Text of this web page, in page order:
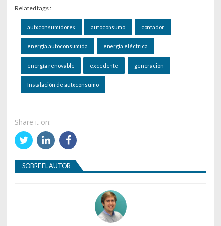
Related tags :
autoconsumidores autoconsumo contador
energía autoconsumida energía eléctrica
energía renovable excedente generación
Instalación de autoconsumo
Share it on:
SOBRE EL AUTOR